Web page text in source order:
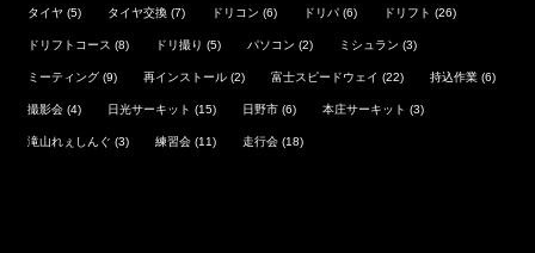
タイヤ (5) タイヤ交換 (7) ドリコン (6) ドリパ (6) ドリフト (26)
ドリフトコース (8) ドリ撮り (5) パソコン (2) ミシュラン (3)
ミーティング (9) 再インストール (2) 富士スピードウェイ (22) 持込作業 (6)
撮影会 (4) 日光サーキット (15) 日野市 (6) 本庄サーキット (3)
滝山れぇしんぐ (3) 練習会 (11) 走行会 (18)